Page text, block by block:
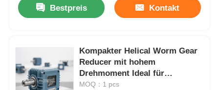
Bestpreis Kontakt
Kompakter Helical Worm Gear
Reducer mit hohem
Drehmoment Ideal für
Verpackungsmaschinen und
MOQ：1 pcs